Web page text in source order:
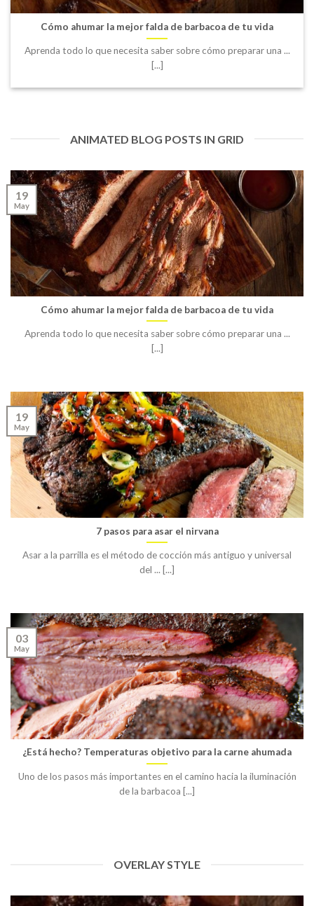
Cómo ahumar la mejor falda de barbacoa de tu vida
Aprenda todo lo que necesita saber sobre cómo preparar una ...
[...]
ANIMATED BLOG POSTS IN GRID
Cómo ahumar la mejor falda de barbacoa de tu vida
Aprenda todo lo que necesita saber sobre cómo preparar una ...
[...]
19
May
7 pasos para asar el nirvana
Asar a la parrilla es el método de cocción más antiguo y universal
del ... [...]
19
May
¿Está hecho? Temperaturas objetivo para la carne ahumada
Uno de los pasos más importantes en el camino hacia la iluminación
de la barbacoa [...]
03
May
OVERLAY STYLE